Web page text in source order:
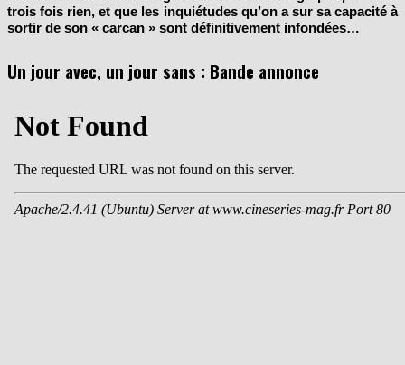
trois fois rien, et que les inquiétudes qu’on a sur sa capacité à
sortir de son « carcan » sont définitivement infondées…
Un jour avec, un jour sans : Bande annonce